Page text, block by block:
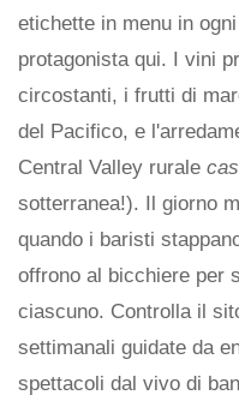
etichette in menu in
protagonista qui. I vini
circostanti, i frutti di
del Pacifico, e
Central Valley rurale
sotterranea!). Il giorno
quando i baristi
offrono al bicchiere per
ciascuno. Controlla il
settimanali guidate da
spettacoli dal vivo di